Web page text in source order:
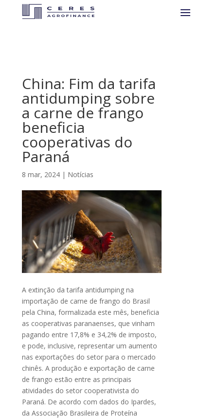
China: Fim da tarifa
antidumping sobre
a carne de frango
beneficia
cooperativas do
Paraná
8 mar, 2024| Notícias
A extinção da tarifa antidumping na
importação de carne de frango do Brasil
pela China, formalizada este mês, beneficia
as cooperativas paranaenses, que vinham
pagando entre 17,8% e 34,2% de imposto,
e pode, inclusive, representar um aumento
nas exportações do setor para o mercado
chinês. A produção e exportação de carne
de frango estão entre as principais
atividades do setor cooperativista do
Paraná. De acordo com dados do Ipardes,
da Associação Brasileira de Proteína